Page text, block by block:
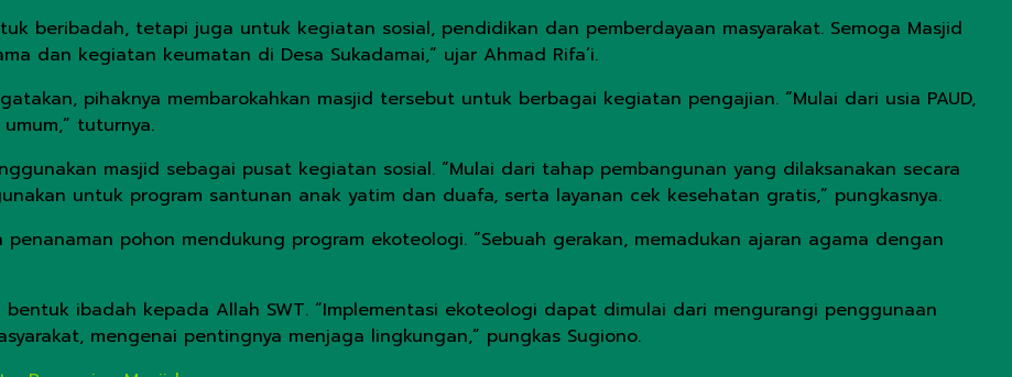
beribadah, tetapi juga untuk kegiatan sosial, pendidikan dan pemberdayaan masyarakat. Semoga Masjid
dan kegiatan keumatan di Desa Sukadamai,” ujar Ahmad Rifa’i.
pihaknya membarokahkan masjid tersebut untuk berbagai kegiatan pengajian. “Mulai dari usia PAUD,
tuturnya.
masjid sebagai pusat kegiatan sosial. “Mulai dari tahap pembangunan yang dilaksanakan secara
untuk program santunan anak yatim dan duafa, serta layanan cek kesehatan gratis,” pungkasnya.
pohon mendukung program ekoteologi. “Sebuah gerakan, memadukan ajaran agama dengan
ibadah kepada Allah SWT. “Implementasi ekoteologi dapat dimulai dari mengurangi penggunaan
mengenai pentingnya menjaga lingkungan,” pungkas Sugiono.